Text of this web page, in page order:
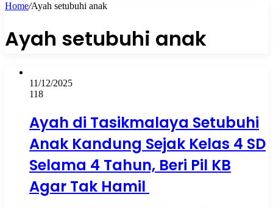
Home/Ayah setubuhi anak
Ayah setubuhi anak
11/12/2025
118
Ayah di Tasikmalaya Setubuhi
Anak Kandung Sejak Kelas 4 SD
Selama 4 Tahun, Beri Pil KB
Agar Tak Hamil